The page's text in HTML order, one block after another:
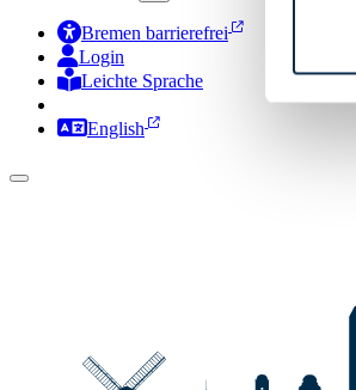
Bremen barrierefrei
Login
Leichte Sprache
Zur Deutschen Gebärdensprache
English